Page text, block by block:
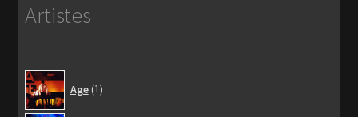
Artistes
Age 1produit